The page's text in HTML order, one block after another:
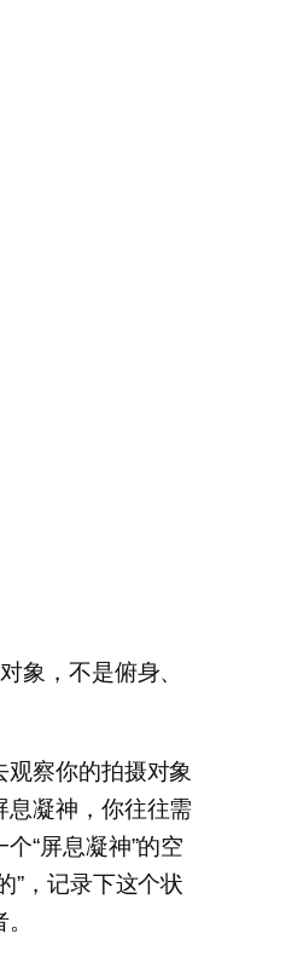
象，不是俯身、
观察你的拍摄对象
息凝神，你往往需
“屏息凝神”的空
”，记录下这个状